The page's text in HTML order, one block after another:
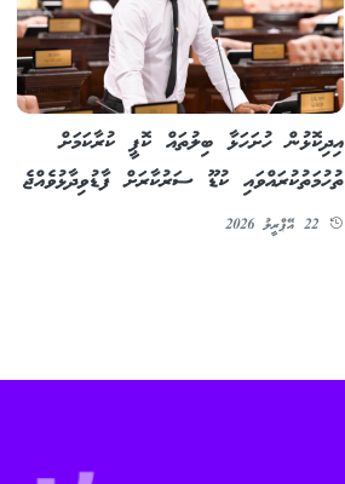
އިދިކޮޅުން ހުށަހަޅާ ބިލުތައް ކޮޕީ ކުރާކަމަށް
ތުހުމަތުކުރައްވައި ކުޑޫ ސަރުކާރަށް ފާޑުވިދާޅުވެއްޖެ